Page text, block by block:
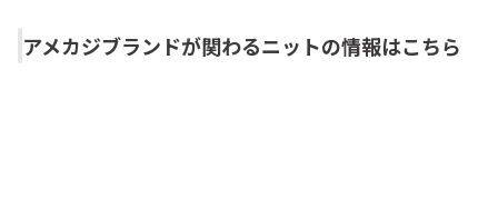
アメカジブランドが関わるニットの情報はこちら